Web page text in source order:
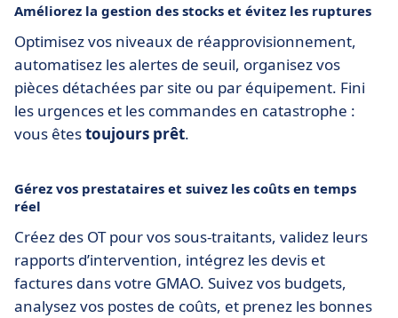
Améliorez la gestion des stocks et évitez les ruptures
Optimisez vos niveaux de réapprovisionnement,
automatisez les alertes de seuil, organisez vos
pièces détachées par site ou par équipement. Fini
les urgences et les commandes en catastrophe :
vous êtestoujours prêt.
Gérez vos prestataires et suivez les coûts en temps
réel
Créez des OT pour vos sous-traitants, validez leurs
rapports d’intervention, intégrez les devis et
factures dans votre GMAO. Suivez vos budgets,
analysez vos postes de coûts, et prenez les bonnes